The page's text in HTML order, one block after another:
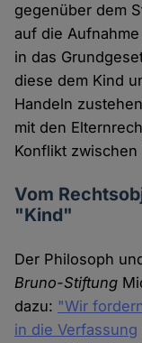
gegenüber dem
auf die
in das
diese dem Kind
Handeln
mit den
Konflikt
Vom
"Kind"
Der Philosoph
Bruno-Stiftung
dazu: "Wir
in die Verfassung